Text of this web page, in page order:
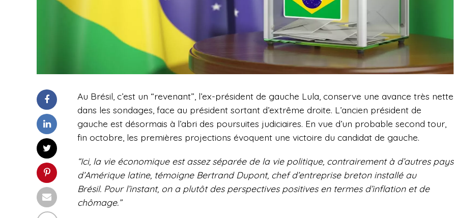
Au Brésil , c’est un “revenant”, l’ex-président de gauche Lula, conserve une avance très nette
dans les sondages, face au président sortant d’extrême droite. L’ancien président de
gauche est désormais à l’abri des poursuites judiciaires. En vue d’un probable second tour,
fin octobre, les premières projections évoquent une victoire du candidat de gauche.
“Ici, la vie économique est assez séparée de la vie politique, contrairement à d’autres pays
d’Amérique latine, témoigne Bertrand Dupont, chef d’entreprise breton installé au
Brésil. Pour l’instant, on a plutôt des perspectives positives en termes d’inflation et de
chômage.”